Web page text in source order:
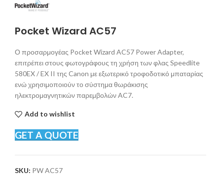
Pocket Wizard AC57
Ο προσαρμογέας Pocket Wizard AC57 Power Adapter,
επιτρέπει στους φωτογράφους τη χρήση των φλας Speedlite
580EX / EX II της Canon με εξωτερικό τροφοδοτικό μπαταρίας
ενώ χρησιμοποιούν το σύστημα θωράκισης
ηλεκτρομαγνητικών παρεμβολών AC7.
Add to wishlist
GET A QUOTE
SKU: PW AC57